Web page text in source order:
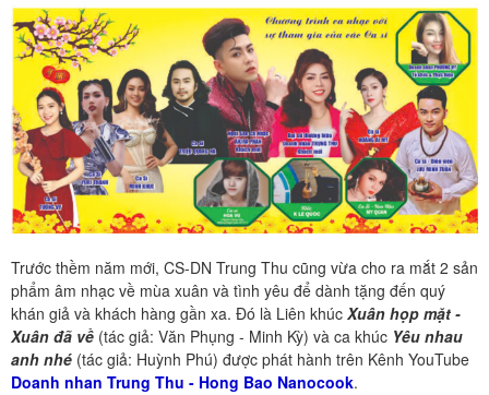
Trước thềm năm mới, CS-DN Trung Thu cũng vừa cho ra mắt 2 sản
phẩm âm nhạc về mùa xuân và tình yêu để dành tặng đến quý
khán giả và khách hàng gần xa. Đó là Liên khúc Xuân họp mặt -
Xuân đã về (tác giả: Văn Phụng - Minh Kỳ) và ca khúc Yêu nhau
anh nhé (tác giả: Huỳnh Phú) được phát hành trên Kênh YouTube
Doanh nhan Trung Thu - Hong Bao Nanocook.